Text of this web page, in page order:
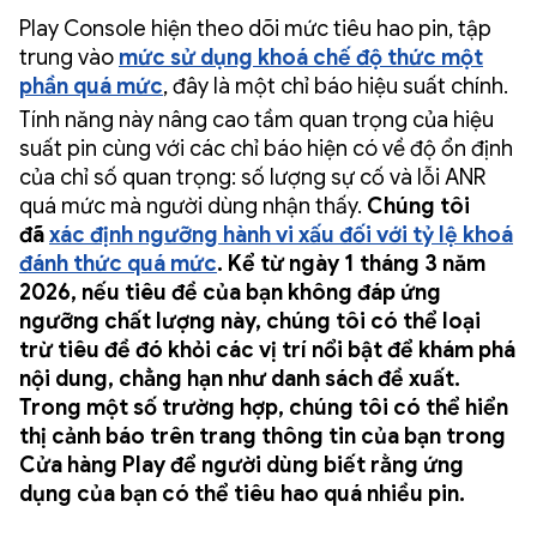
Play Console hiện theo dõi mức tiêu hao pin, tập
trung vào mức sử dụng khoá chế độ thức một
phần quá mức, đây là một chỉ báo hiệu suất chính.
Tính năng này nâng cao tầm quan trọng của hiệu
suất pin cùng với các chỉ báo hiện có về độ ổn định
của chỉ số quan trọng: số lượng sự cố và lỗi ANR
quá mức mà người dùng nhận thấy. Chúng tôi
đãxác định ngưỡng hành vi xấu đối với tỷ lệ khoá
đánh thức quá mức. Kể từ ngày 1 tháng 3 năm
2026, nếu tiêu đề của bạn không đáp ứng
ngưỡng chất lượng này, chúng tôi có thể loại
trừ tiêu đề đó khỏi các vị trí nổi bật để khám phá
nội dung, chẳng hạn như danh sách đề xuất.
Trong một số trường hợp, chúng tôi có thể hiển
thị cảnh báo trên trang thông tin của bạn trong
Cửa hàng Play để người dùng biết rằng ứng
dụng của bạn có thể tiêu hao quá nhiều pin.